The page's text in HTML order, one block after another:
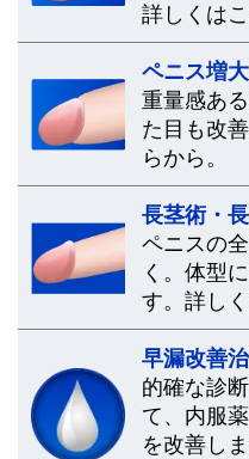
詳しくは
ペニス増
重量感あ
た目も改
らから。
長茎術・
ペニスの
く。体型
す。詳し
早漏改善
的確な診
て、内服
を改善し